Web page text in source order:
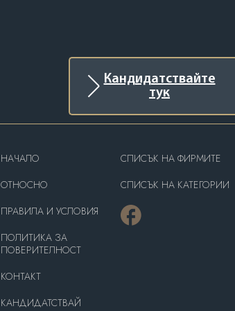
Кандидатствайте
тук
HAЧАЛО
OТНОСНО
ПРАВИЛА И УСЛОВИЯ
ПОЛИТИКА ЗА
ПОВЕРИТЕЛНОСТ
КОНТАКТ
КАНДИДАТСТВАЙ
СПИСЪК НА ФИРМИТЕ
СПИСЪК НА КАТЕГОРИИ